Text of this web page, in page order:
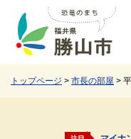
トップページ > 市長の部屋 >